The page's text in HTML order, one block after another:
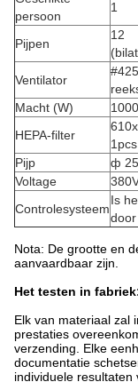
persoon
1
Pijpen
12
Ventilator
Macht (W)
HEPA-filter
1pcs
Pijp
ф
Voltage
Controlesysteem
Is
Nota: De grootte en
aanvaardbaar zijn.
Het testen in
Elk van materiaal zal
prestaties
verzending. Elke
documentatie
individuele resultaten